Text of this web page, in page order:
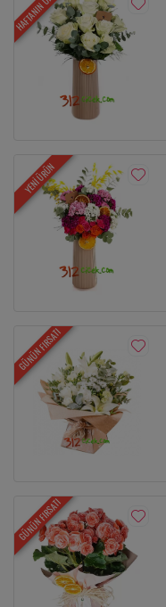
YENİ ÜRÜN
GÜNÜN FIRSATI
GÜNÜN FIRSATI